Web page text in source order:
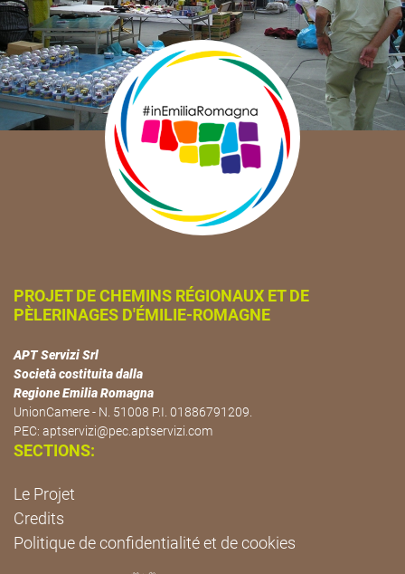
PROJET DE CHEMINS RÉGIONAUX ET DE
PÈLERINAGES D'ÉMILIE-ROMAGNE
APT Servizi Srl
Società costituita dalla
Regione Emilia Romagna
UnionCamere - N. 51008 P.I. 01886791209.
PEC: aptservizi@pec.aptservizi.com
SECTIONS:
Le Projet
Credits
Politique de confidentialité et de cookies